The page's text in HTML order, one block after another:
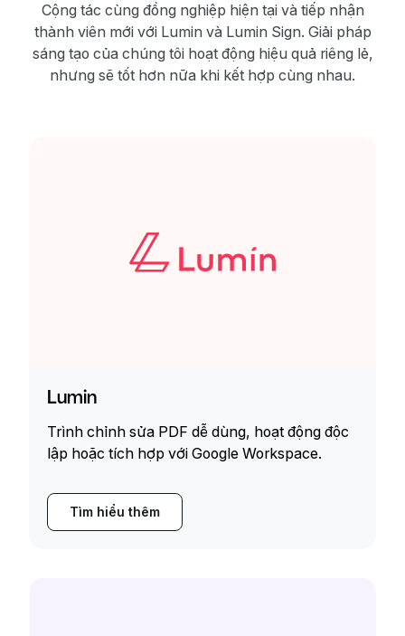
Cộng tác cùng đồng nghiệp hiện tại và tiếp nhận
thành viên mới với Lumin và Lumin Sign. Giải pháp
sáng tạo của chúng tôi hoạt động hiệu quả riêng lẻ,
nhưng sẽ tốt hơn nữa khi kết hợp cùng nhau.
Lumin
Trình chỉnh sửa PDF dễ dùng, hoạt động độc
lập hoặc tích hợp với Google Workspace.
Tìm hiểu thêm